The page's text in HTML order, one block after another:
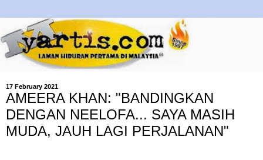
17 February 2021
AMEERA KHAN: "BANDINGKAN
DENGAN NEELOFA... SAYA MASIH
MUDA, JAUH LAGI PERJALANAN"